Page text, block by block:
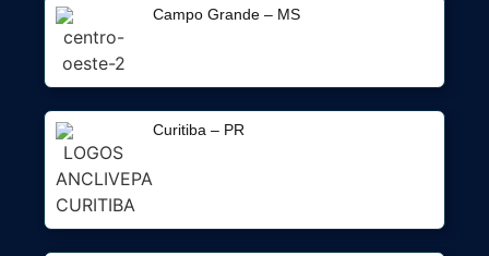
Campo Grande – MS
Curitiba – PR